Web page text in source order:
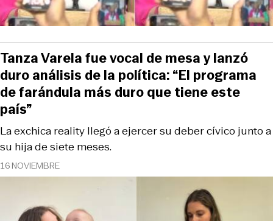
16 NOVIEMBRE
La exchica reality llegó a ejercer su deber cívico junto a
su hija de siete meses.
Tanza Varela fue vocal de mesa y lanzó
duro análisis de la política: “El programa
de farándula más duro que tiene este
país”